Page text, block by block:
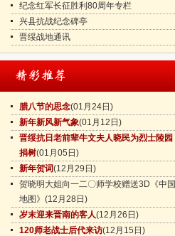
纪念红军长征胜利80周年专栏
兴县抗战纪念碑亭
晋绥战地通讯
腊八节的思念(01月24日)
新年新风新气象(01月12日)
晋绥抗日老前辈牛文夫人晓民为烈士陵园
捐树(01月05日)
新年贺词(12月29日)
贺晓明大姐向一二〇师学校赠送3D《中国
地图》 (12月28日)
岁末迎来晋南的客人(12月26日)
120师老战士后代来访(12月15日)